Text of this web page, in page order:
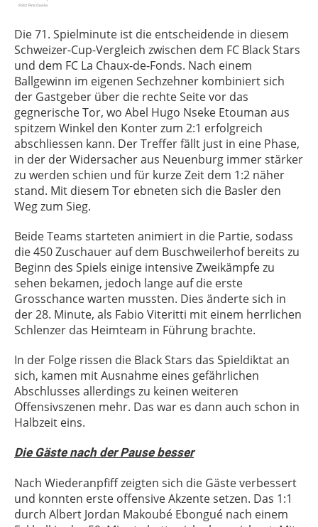
Die 71. Spielminute ist die entscheidende in diesem
Schweizer-Cup-Vergleich zwischen dem FC Black Stars
und dem FC La Chaux-de-Fonds. Nach einem
Ballgewinn im eigenen Sechzehner kombiniert sich
der Gastgeber über die rechte Seite vor das
gegnerische Tor, wo Abel Hugo Nseke Etouman aus
spitzem Winkel den Konter zum 2:1 erfolgreich
abschliessen kann. Der Treffer fällt just in eine Phase,
in der der Widersacher aus Neuenburg immer stärker
zu werden schien und für kurze Zeit dem 1:2 näher
stand. Mit diesem Tor ebneten sich die Basler den
Weg zum Sieg.
Beide Teams starteten animiert in die Partie, sodass
die 450 Zuschauer auf dem Buschweilerhof bereits zu
Beginn des Spiels einige intensive Zweikämpfe zu
sehen bekamen, jedoch lange auf die erste
Grosschance warten mussten. Dies änderte sich in
der 28. Minute, als Fabio Viteritti mit einem herrlichen
Schlenzer das Heimteam in Führung brachte.
In der Folge rissen die Black Stars das Spieldiktat an
sich, kamen mit Ausnahme eines gefährlichen
Abschlusses allerdings zu keinen weiteren
Offensivszenen mehr. Das war es dann auch schon in
Halbzeit eins.
Die Gäste nach der Pause besser
Nach Wiederanpfiff zeigten sich die Gäste verbessert
und konnten erste offensive Akzente setzen. Das 1:1
durch Albert Jordan Makoubé Ebongué nach einem